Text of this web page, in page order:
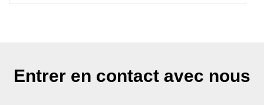
Entrer en contact avec nous